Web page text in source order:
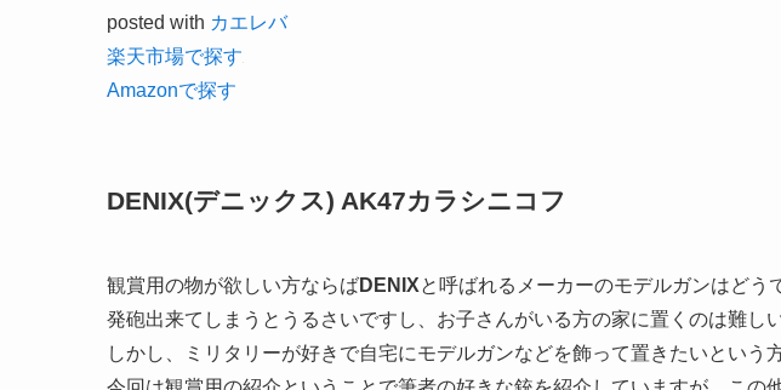
posted with カエレバ
楽天市場で探す
Amazonで探す
DENIX(デニックス) AK47カラシニコフ
観賞用の物が欲しい方ならばDENIXと呼ばれるメーカーのモデルガンはどう
発砲出来てしまうとうるさいですし、お子さんがいる方の家に置くのは難し
しかし、ミリタリーが好きで自宅にモデルガンなどを飾って置きたいという